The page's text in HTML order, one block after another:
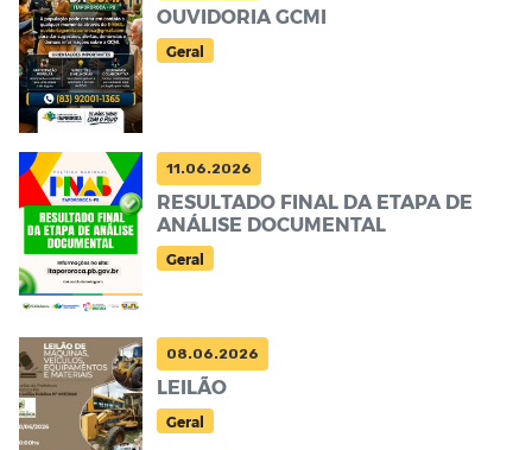
OUVIDORIA GCMI
Geral
11.06.2026
RESULTADO FINAL DA ETAPA DE
ANÁLISE DOCUMENTAL
Geral
08.06.2026
LEILÃO
Geral